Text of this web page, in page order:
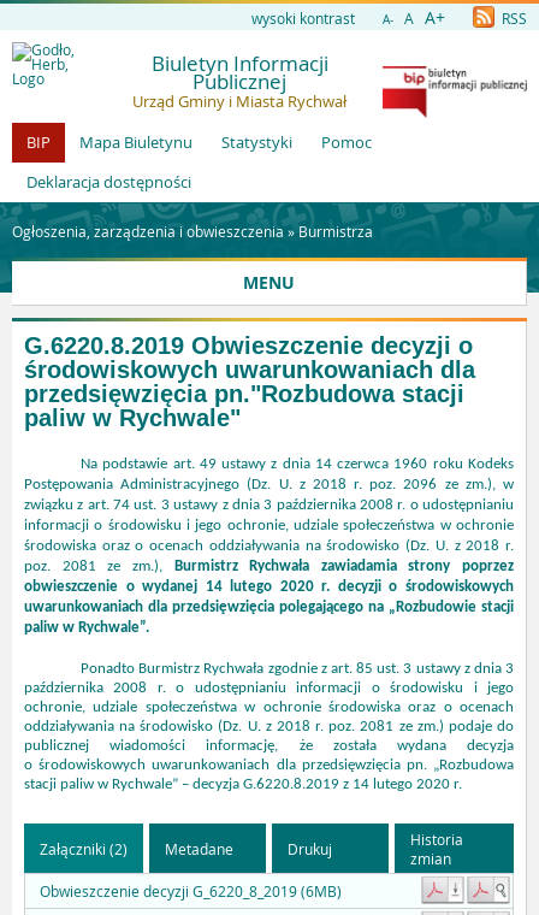
wysoki kontrast A- A A+ RSS
Biuletyn Informacji
Publicznej
Urząd Gminy i Miasta Rychwał
BIP
Mapa Biuletynu Statystyki
Pomoc
Deklaracja dostępności
Ogłoszenia, zarządzenia i obwieszczenia » Burmistrza
MENU
G.6220.8.2019 Obwieszczenie decyzji o
środowiskowych uwarunkowaniach dla
przedsięwzięcia pn."Rozbudowa stacji
paliw w Rychwale"
Na podstawie art. 49 ustawy z dnia 14 czerwca 1960 roku Kodeks
Postępowania Administracyjnego (Dz. U. z 2018 r. poz. 2096 ze zm.), w
związku z art. 74 ust. 3 ustawy z dnia 3 października 2008 r. o udostępnianiu
informacji o środowisku i jego ochronie, udziale społeczeństwa w ochronie
środowiska oraz o ocenach oddziaływania na środowisko (Dz. U. z 2018 r.
poz. 2081 ze zm.),
Burmistrz Rychwała zawiadamia strony poprzez
obwieszczenie o wydanej 14 lutego 2020 r. decyzji o środowiskowych
uwarunkowaniach dla przedsięwzięcia polegającego na „Rozbudowie stacji
paliw w Rychwale”.
Ponadto Burmistrz Rychwała zgodnie z art. 85 ust. 3 ustawy z dnia 3
października 2008 r. o udostępnianiu informacji o środowisku i jego
ochronie, udziale społeczeństwa w ochronie środowiska oraz o ocenach
oddziaływania na środowisko (Dz. U. z 2018 r. poz. 2081 ze zm.) podaje do
publicznej wiadomości informację, że została wydana decyzja
o środowiskowych uwarunkowaniach dla przedsięwzięcia pn. „Rozbudowa
stacji paliw w Rychwale” – decyzja G.6220.8.2019 z 14 lutego 2020 r.
Załączniki (2) Metadane Drukuj
Historia
zmian
Obwieszczenie decyzji G_6220_8_2019 (6MB)